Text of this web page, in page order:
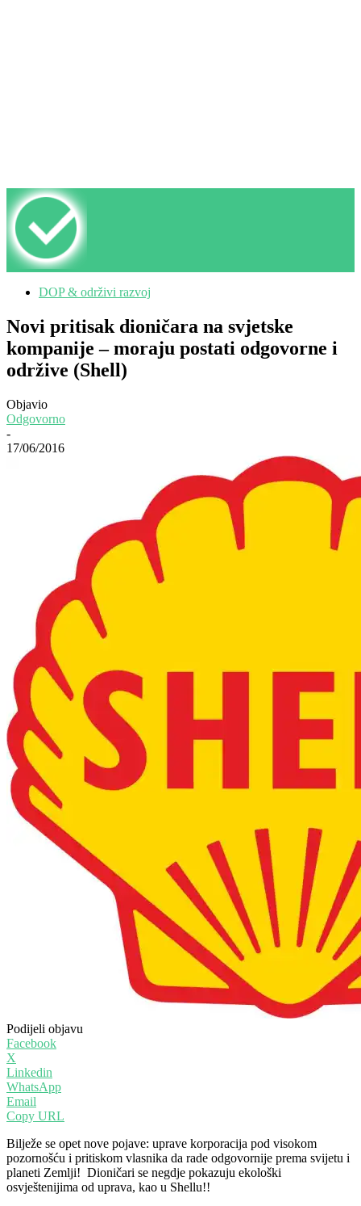
DOP & održivi razvoj
Novi pritisak dioničara na svjetske
kompanije – moraju postati odgovorne i
održive (Shell)
Objavio
Odgovorno
-
17/06/2016
Podijeli objavu
Facebook
X
Linkedin
WhatsApp
Email
Copy URL
Bilježe se opet nove pojave: uprave korporacija pod visokom
pozornošću i pritiskom vlasnika da rade odgovornije prema svijetu i
planeti Zemlji! Dioničari se negdje pokazuju ekološki
osvještenijima od uprava, kao u Shellu!!